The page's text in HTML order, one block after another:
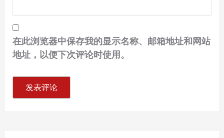
在此浏览器中保存我的显示名称、邮箱地址和网站
地址，以便下次评论时使用。